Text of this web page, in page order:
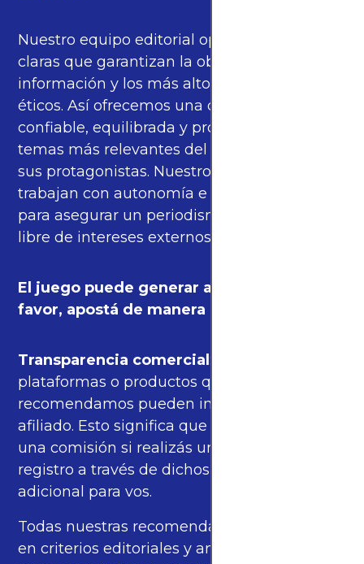
Nuestro equipo editorial opera bajo pautas
claras que garantizan la objetividad de la
información y los más altos estándares
éticos. Así ofrecemos una cobertura
confiable, equilibrada y propia sobre los
temas más relevantes del fútbol mundial y
sus protagonistas. Nuestros periodistas
trabajan con autonomía e independencia
para asegurar un periodismo de calidad,
libre de intereses externos.
El juego puede generar adicción. Por
favor, apostá de manera responsable.
Transparencia comercial: algunas de las
plataformas o productos que
recomendamos pueden incluir enlaces de
afiliado. Esto significa que podríamos recibir
una comisión si realizás una compra o
registro a través de dichos enlaces, sin costo
adicional para vos.
Todas nuestras recomendaciones se basan
en criterios editoriales y análisis propios, y